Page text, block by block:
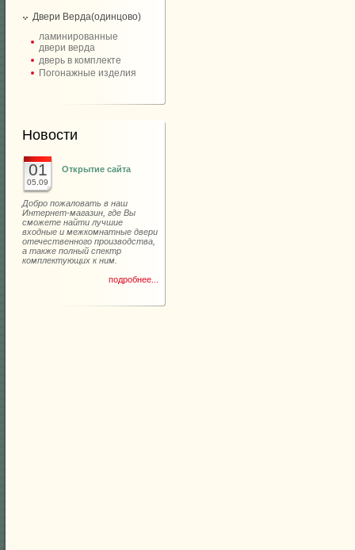
Двери Верда(одинцово)
ламинированные
двери верда
дверь в комплекте
Погонажные изделия
Новости
01
05.09
Открытие сайта
Добро пожаловать в наш
Интернет-магазин, где Вы
сможете найти лучшие
входные и межкомнатные двери
отечественного производства,
а также полный спектр
комплектующих к ним.
подробнее...